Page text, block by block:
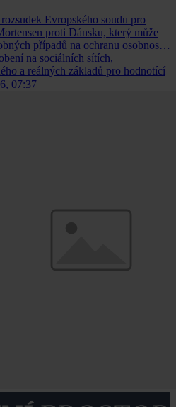
Evropského soudu pro
proti Dánsku, který může
případů na ochranu osobnosti,
na sociálních sítích,
a reálných základů pro hodnotící
07:37